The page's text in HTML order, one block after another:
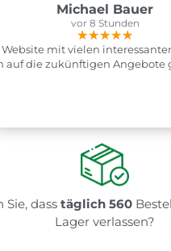
Michael Bauer
vor 8 Stunden
★★★★★
★★★★★
★★★★★
Website mit vielen
auf die zukünftigen Angebote
Sie, dass täglich 560
Lager verlassen?